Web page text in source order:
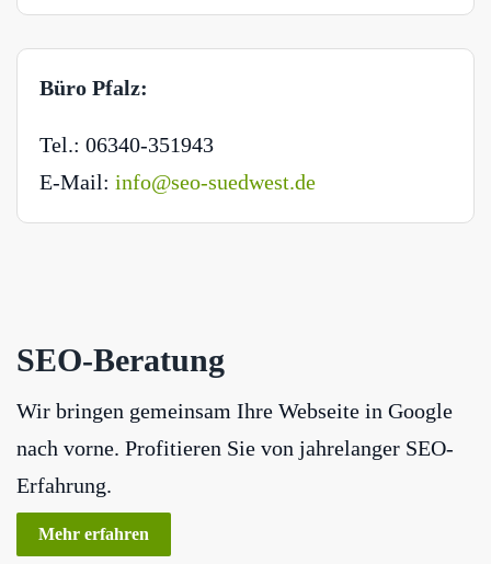
Büro Pfalz:
Tel.: 06340-351943
E-Mail: info@seo-suedwest.de
SEO-Beratung
Wir bringen gemeinsam Ihre Webseite in Google
nach vorne. Profitieren Sie von jahrelanger SEO-
Erfahrung.
Mehr erfahren